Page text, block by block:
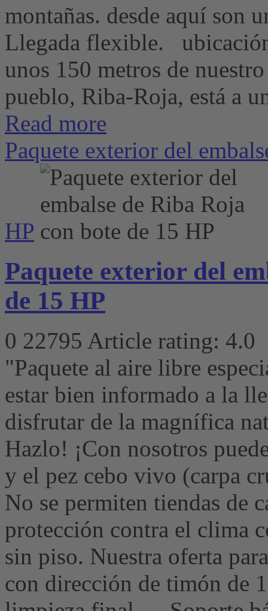
montañas. desde aquí son
Llegada flexible.
unos 150 metros de
pueblo, Riba-Roja, está a
Read more
Paquete exterior del
HP
Paquete exterior del
de 15 HP
0 22795 Article rating: 4.0
"Paquete al aire libre
estar bien informado a la
disfrutar de la magnífica
Hazlo! ¡Con nosotros
y el pez cebo vivo (carpa
No se permiten tiendas de
protección contra el clima
sin piso. Nuestra oferta
con dirección de timón de